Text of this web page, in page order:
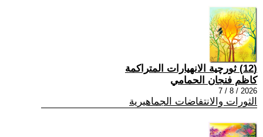
(12) ثورچية الانهيارات المتراكمة
كاظم فنجان الحمامي
2026 / 8 / 7
الثورات والانتفاضات الجماهيرية